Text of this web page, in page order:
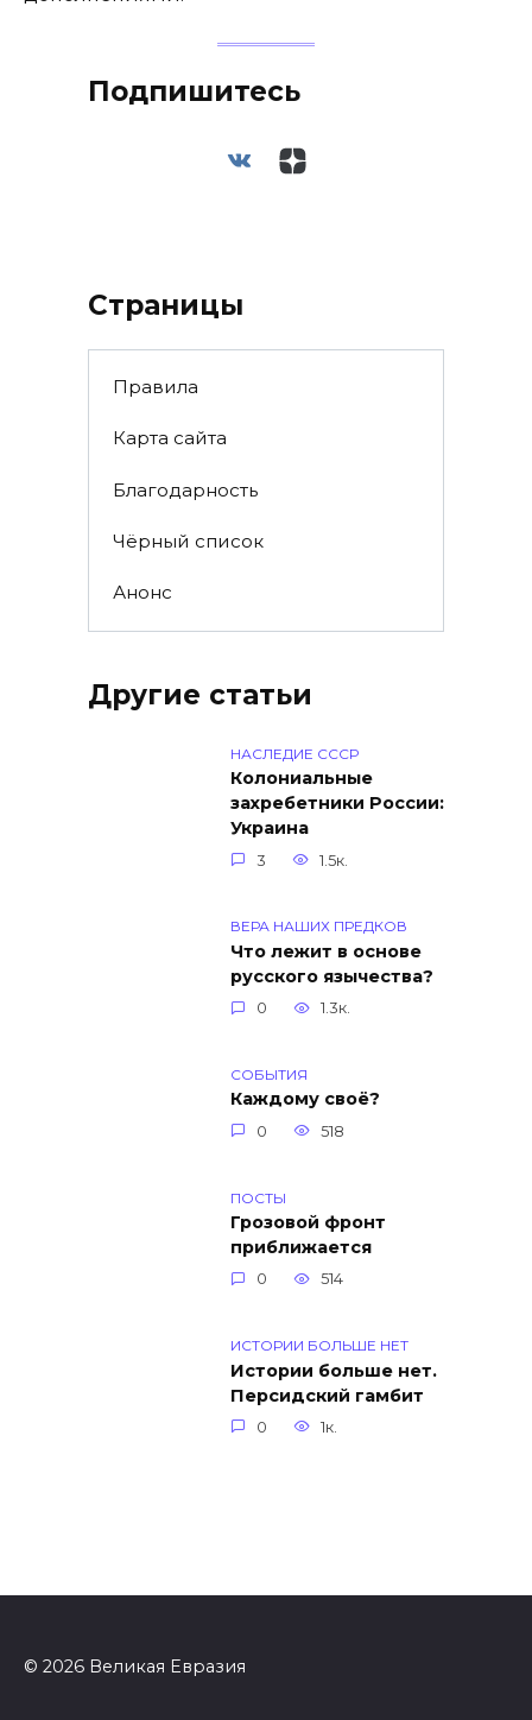
Подпишитесь
Страницы
Правила
Карта сайта
Благодарность
Чёрный список
Анонс
Другие статьи
НАСЛЕДИЕ СССР
Колониальные
захребетники России:
Украина
3 1.5к.
ВЕРА НАШИХ ПРЕДКОВ
Что лежит в основе
русского язычества?
0 1.3к.
СОБЫТИЯ
Каждому своё?
0 518
ПОСТЫ
Грозовой фронт
приближается
0 514
ИСТОРИИ БОЛЬШЕ НЕТ
Истории больше нет.
Персидский гамбит
0 1к.
© 2026 Великая Евразия